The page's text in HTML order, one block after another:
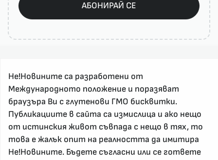
АБОНИРАЙ СЕ
За реклама и връзка с нас, пишете на
nenovinite@gmail.com
Контакт
За нас
Не!Новините са разработени от
Международното положение и поразяват
браузъра Ви с глутенови ГМО бисквитки.
Публикациите в сайта са измислица и ако нещо
от истинския живот съвпада с нещо в тях, то
това е жалък опит на реалността да имитира
Не!Новините. Бъдете съгласни или се гответе